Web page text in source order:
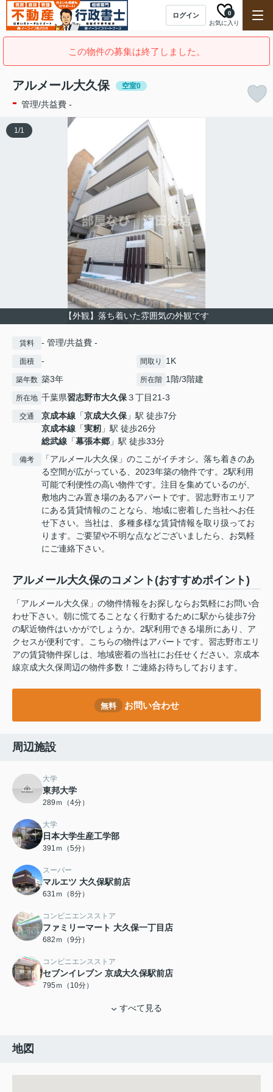
ログイン
お気に入り
0
この物件の募集は終了しました。
アルメール大久保 空室0
- 管理/共益費 -
【外観】落ち着いた雰囲気の外観です
1/1
賃料 - 管理/共益費 -
面積 - 間取り 1K
築年数 築3年 所在階 1階/3階建
所在地 千葉県習志野市大久保３丁目21-3
交通 京成本線 「京成大久保」駅 徒歩7分
京成本線 「実籾 」駅 徒歩26分
総武線 「幕張本郷 」駅 徒歩33分
備考
「アルメール大久保」のここがイチオシ。落ち着きのあ
る空間が広がっている、2023年築の物件です。2駅利用
可能で利便性の高い物件です。注目を集めているのが、
敷地内ごみ置き場のあるアパートです。習志野市エリア
にある賃貸情報のことなら、地域に密着した当社へお任
せ下さい。当社は、多種多様な賃貸情報を取り扱ってお
ります。ご要望や不明な点などございましたら、お気軽
にご連絡下さい。
アルメール大久保のコメント(おすすめポイント)
「アルメール大久保」の物件情報をお探しならお気軽にお問い合
わせ下さい。朝に慌てることなく行動するために駅から徒歩7分
の駅近物件はいかがでしょうか。2駅利用できる場所にあり、ア
クセスが便利です。こちらの物件はアパートです。習志野市エリ
アの賃貸物件探しは、地域密着の当社にお任せください。京成本
線京成大久保周辺の物件多数！ご連絡お待ちしております。
無料 お問い合わせ
周辺施設
大学
東邦大学
289ｍ（4分）
大学
日本大学生産工学部
391ｍ（5分）
スーパー
マルエツ 大久保駅前店
631ｍ（8分）
コンビニエンスストア
ファミリーマート 大久保一丁目店
682ｍ（9分）
コンビニエンスストア
セブンイレブン 京成大久保駅前店
795ｍ（10分）
すべて見る
地図